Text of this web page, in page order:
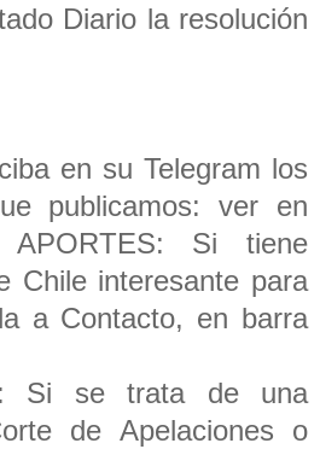
Diario la resolución
en su Telegram los
publicamos: ver en
APORTES: Si tiene
Chile interesante para
a Contacto, en barra
Si se trata de una
de Apelaciones o